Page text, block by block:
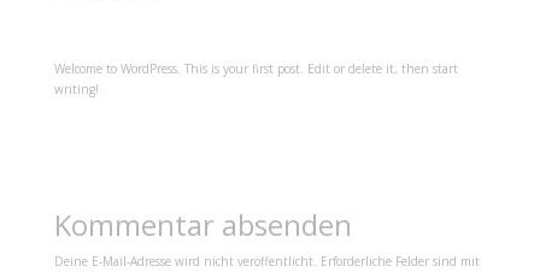
Welcome to WordPress. This is your first post. Edit or delete it, then start
writing!
Kommentar absenden
Deine E-Mail-Adresse wird nicht veröffentlicht. Erforderliche Felder sind mit